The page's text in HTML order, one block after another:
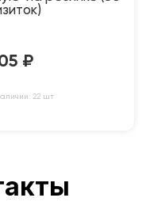
₽
22 шт